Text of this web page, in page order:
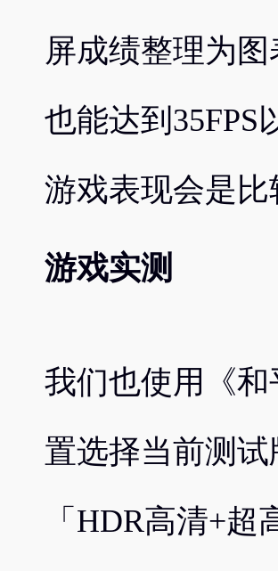
屏成绩整理为
也能达到35FPS
游戏表现会是
游戏实测
我们也使用《
置选择当前测
「HDR高清+